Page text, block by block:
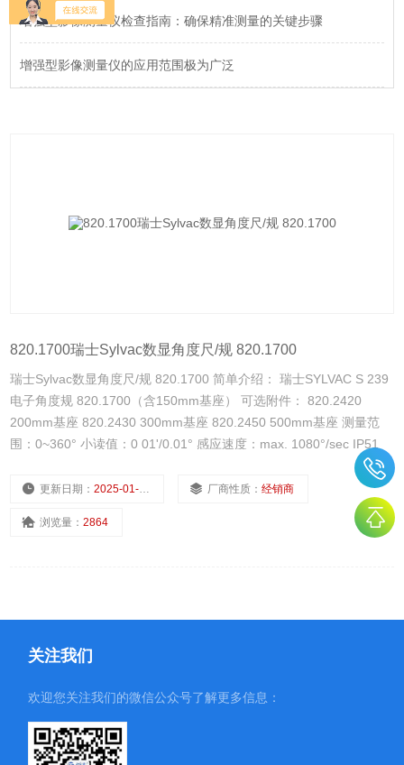
增强型影像测量仪检查指南：确保精准测量的关键步骤
增强型影像测量仪的应用范围极为广泛
820.1700瑞士Sylvac数显角度尺/规 820.1700
瑞士Sylvac数显角度尺/规 820.1700 简单介绍： 瑞士SYLVAC S 239
电子角度规 820.1700（含150mm基座） 可选附件： 820.2420
200mm基座 820.2430 300mm基座 820.2450 500mm基座 测量范
围：0~360° 小读值：0 01'/0.01° 感应速度：max. 1080°/sec IP51
更新日期：2025-01-08 厂商性质：经销商
浏览量：2864
关注我们
欢迎您关注我们的微信公众号了解更多信息：